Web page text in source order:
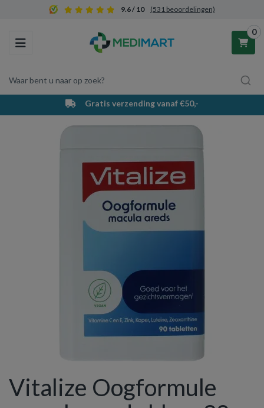
9.6 / 10 (531 beoordelingen)
Toggle navigation
Waar bent u naar op zoek?
0
Winkelwagen
Uw winkelwagen is leeg.
Vul hem met producten.
Gratis verzending vanaf €50,-
Vitalize Oogformule